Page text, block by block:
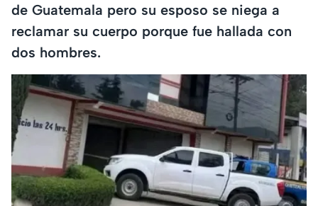
de Guatemala pero su esposo se niega a
reclamar su cuerpo porque fue hallada con
dos hombres.